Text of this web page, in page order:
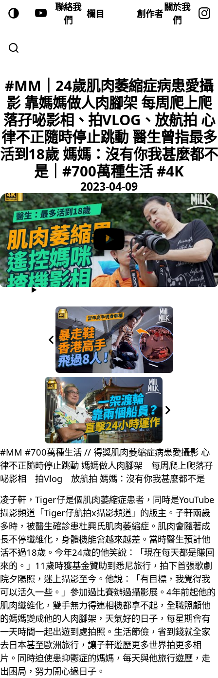
聯絡我
們
欄目 創作者
關於我
們
#MM｜24歲肌肉萎縮症病患愛攝
影 靠媽媽做人肉腳架 每周爬上爬
落孖咇影相、拍VLOG、放航拍 心
律不正隨時停止跳動 醫生曾指最多
活到18歲 媽媽：沒有你我甚麼都不
是｜#700萬種生活 #4K
2023-04-09
#MM #700萬種生活 // 得獎肌肉萎縮症病患愛攝影 心
律不正隨時停止跳動 媽媽做人肉腳架 每周爬上爬落孖
咇影相 拍Vlog 放航拍 媽媽：沒有你我甚麼都不是
凌子軒，Tiger仔是個肌肉萎縮症患者，同時是YouTube
攝影頻道「Tiger仔航拍x攝影頻道」的版主。子軒兩歲
多時，被醫生確診患杜興氏肌肉萎縮症。肌肉會隨著成
長不停纖維化，身體機能會越來越差。當時醫生預計他
活不過18歲。今年24歲的他笑說：「現在每天都是賺回
來的。」11歲時獲基金贊助到悉尼旅行，拍下首張歌劇
院夕陽照，迷上攝影至今。他說：「有目標，我覺得我
可以活久一些。」參加過比賽辦過攝影展。4年前起他的
肌肉纖維化，雙手無力得連相機都拿不起，全職照顧他
的媽媽變成他的人肉腳架，天氣好的日子，每星期會有
一天時間一起出遊到處拍照。生活節儉，省到錢就全家
去日本甚至歐洲旅行，讓子軒遊歷更多世界拍更多相
片。同時迫使患抑鬱症的媽媽，每天與他旅行遊歷，走
出困局，努力開心過日子。